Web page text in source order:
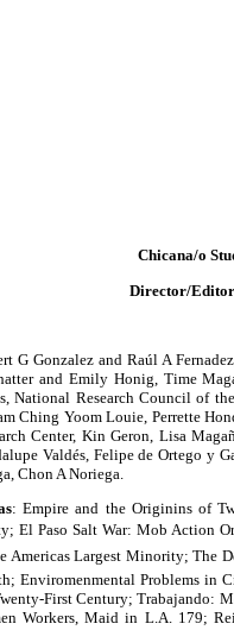
Chicana/o
Director/
G Gonzalez and Raúl A
and Emily Honig, Time
National Research Council of
Ching Yoom Louie, Perrette
Center, Kin Geron, Lisa
Valdés, Felipe de Ortego y
Chon A Noriega.
: Empire and the Originins of
El Paso Salt War: Mob Action
Americas Largest Minority; The
Enviromenmental Problems in
First Century; Trabajando:
Workers, Maid in L.A. 179;